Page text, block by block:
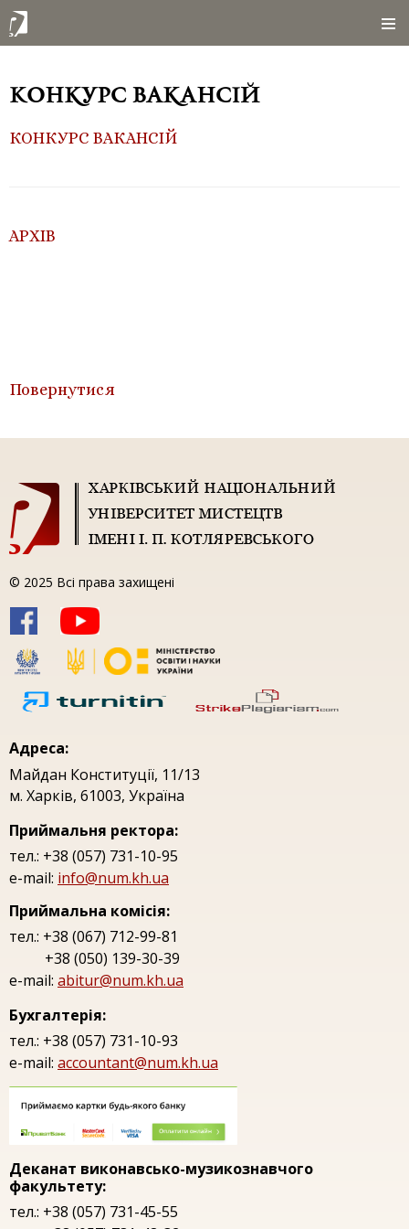
Конкурс вакансій
КОНКУРС ВАКАНСІЙ
АРХІВ
Повернутися
© 2025 Всі права захищені
Адреса:
Майдан Конституцiї, 11/13
м. Харкiв, 61003, Україна
Приймальня ректора:
тел.: +38 (057) 731-10-95
e-mail: info@num.kh.ua
Приймальна комісія:
тел.: +38 (067) 712-99-81
+38 (050) 139-30-39
e-mail: abitur@num.kh.ua
Бухгалтерія:
тел.: +38 (057) 731-10-93
e-mail: accountant@num.kh.ua
Деканат виконавсько-музикознавчого
факультету:
тел.: +38 (057) 731-45-55